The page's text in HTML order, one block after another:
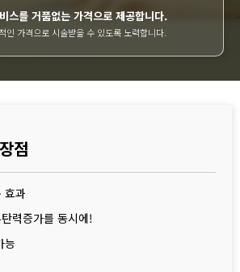
스를 거품없는 가격으로 제공합니다.
인 가격으로 시술받을 수 있도록 노력합니다.
점
효과
력증가를 동시에!
능